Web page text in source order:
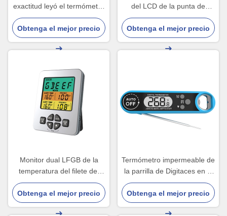
exactitud leyó el termómetro
de la parrilla con dos la
batería de 3A 3v
Obtenga el mejor precio
del LCD de la punta de
prueba de Digitaces del
termómetro dual de la
parrilla con programa del
defecto
Obtenga el mejor precio
Monitor dual LFGB de la
temperatura del filete del
termómetro de la barbacoa
de la punta de prueba dos
Obtenga el mejor precio
Termómetro impermeable de
la parrilla de Digitaces en el
caramelo de Oven Folding
Probe Cooking Food
Obtenga el mejor precio